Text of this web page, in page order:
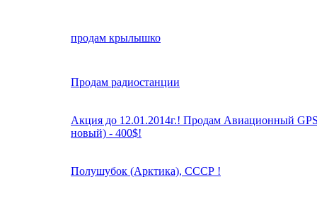
продам крылышко
Продам радиостанции
Акция до 12.01.2014г.! Продам Авиационный
новый) - 400$!
Полушубок (Арктика), СССР !